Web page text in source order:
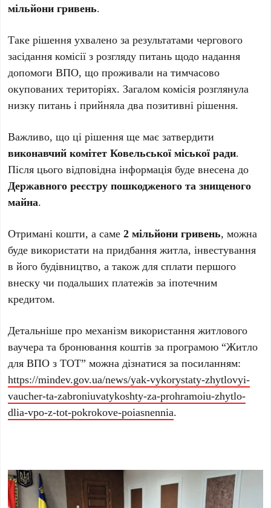
мільйони гривень.
Таке рішення ухвалено за результатами чергового
засідання комісії з розгляду питань щодо надання
допомоги ВПО, що проживали на тимчасово
окупованих територіях. Загалом комісія розглянула
низку питань і прийняла два позитивні рішення.
Важливо, що ці рішення ще має затвердити
виконавчий комітет Ковельської міської ради.
Після цього відповідна інформація буде внесена до
Державного реєстру пошкодженого та знищеного
майна.
Отримані кошти, а саме2 мільйони гривень, можна
буде використати на придбання житла, інвестування
в його будівництво, а також для сплати першого
внеску чи подальших платежів за іпотечним
кредитом.
Детальніше про механізм використання житлового
ваучера та бронювання коштів за програмою “Житло
для ВПО з ТОТ” можна дізнатися за посиланням:
https://mindev.gov.ua/news/yak-vykorystaty-zhytlovyi-
vaucher-ta-zabroniuvatykoshty-za-prohramoiu-zhytlo-
dlia-vpo-z-tot-pokrokove-poiasnennia.